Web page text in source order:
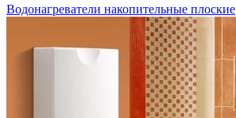
Водонагреватели накопительные плоские